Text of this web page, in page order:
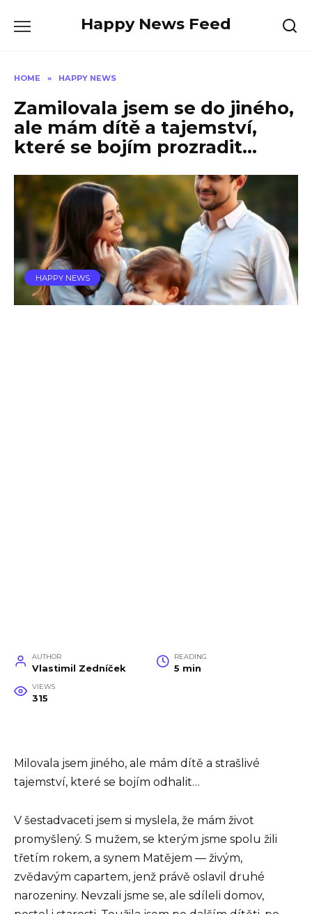
Happy News Feed
HOME » HAPPY NEWS
Zamilovala jsem se do jiného,
ale mám dítě a tajemství,
které se bojím prozradit…
HAPPY NEWS
AUTHOR
Vlastimil Zedníček
READING
5 min
VIEWS
315
Milovala jsem jiného, ale mám dítě a strašlivé
tajemství, které se bojím odhalit…
V šestadvaceti jsem si myslela, že mám život
promyšlený. S mužem, se kterým jsme spolu žili
třetím rokem, a synem Matějem — živým,
zvědavým capartem, jenž právě oslavil druhé
narozeniny. Nevzali jsme se, ale sdíleli domov,